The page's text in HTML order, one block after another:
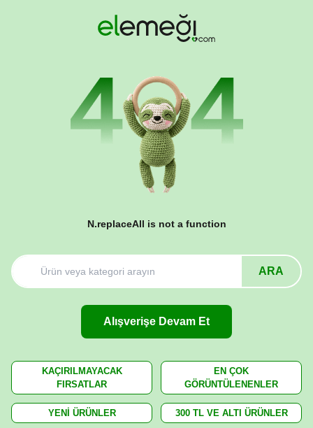
N.replaceAll is not a function
ARA
Alışverişe Devam Et
KAÇIRILMAYACAK
FIRSATLAR
EN ÇOK
GÖRÜNTÜLENENLER
YENİ ÜRÜNLER 300 TL VE ALTI ÜRÜNLER